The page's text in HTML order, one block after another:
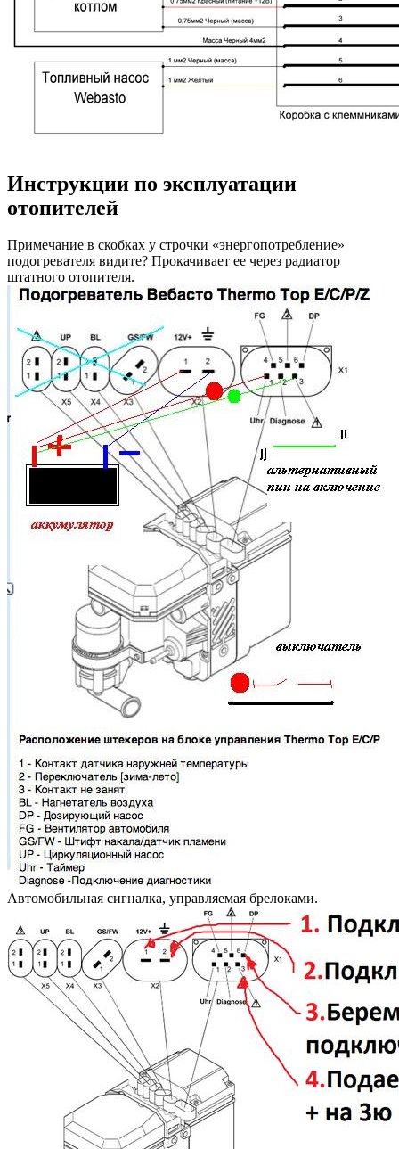
Инструкции по эксплуатации
отопителей
Примечание в скобках у строчки «энергопотребление»
подогревателя видите? Прокачивает ее через радиатор
штатного отопителя.
Автомобильная сигналка, управляемая брелоками.